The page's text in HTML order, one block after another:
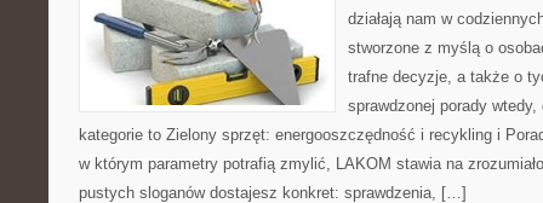
działają nam w
stworzone z myślą o
trafne decyzje, a także o
sprawdzonej porady
kategorie to Zielony sprzęt: energooszczędność i recykling i
w którym parametry potrafią zmylić, LAKOM stawia na
pustych sloganów dostajesz konkret: sprawdzenia, […]